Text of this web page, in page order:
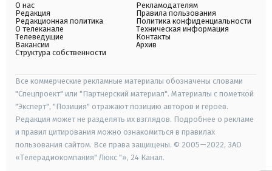
О нас
Редакция
Редакционная политика
О телеканале
Телеведущие
Вакансии
Структура собственности
Рекламодателям
Правила пользования
Политика конфиденциальности
Техническая информация
Контакты
Архив
Все коммерческие рекламные материалы обозначены словами
"Спецпроект" или "Партнерский материал". Материалы с пометкой
"Эксперт", "Позиция" отражают позицию авторов и героев.
Редакция может не разделять их взглядов. Подробнее о рекламе
и правил цитирования можно ознакомиться в правилах
пользования сайтом. Все права защищены. © 2005—2022, ЗАО
«Телерадиокомпания" Люкс "», 24 Канал.